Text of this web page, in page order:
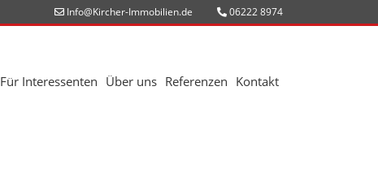
Info@Kircher-Immobilien.de 06222 8974
Für Interessenten Über uns Referenzen Kontakt